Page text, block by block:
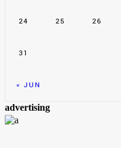
« JUN
24 25 26
31
advertising